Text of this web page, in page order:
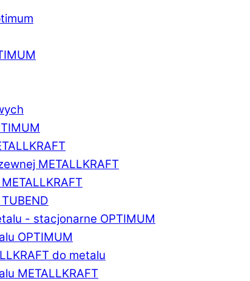
METALLKRAFT
- stacjonarne OPTIMUM
OPTIMUM
do metalu
METALLKRAFT